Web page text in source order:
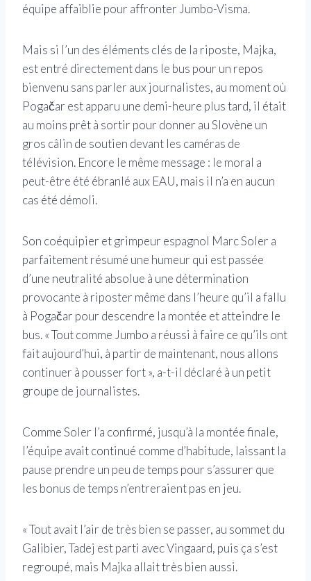
équipe affaiblie pour affronter Jumbo-Visma.
Mais si l’un des éléments clés de la riposte, Majka,
est entré directement dans le bus pour un repos
bienvenu sans parler aux journalistes, au moment où
Pogačar est apparu une demi-heure plus tard, il était
au moins prêt à sortir pour donner au Slovène un
gros câlin de soutien devant les caméras de
télévision. Encore le même message : le moral a
peut-être été ébranlé aux EAU, mais il n’a en aucun
cas été démoli.
Son coéquipier et grimpeur espagnol Marc Soler a
parfaitement résumé une humeur qui est passée
d’une neutralité absolue à une détermination
provocante à riposter même dans l’heure qu’il a fallu
à Pogačar pour descendre la montée et atteindre le
bus. « Tout comme Jumbo a réussi à faire ce qu’ils ont
fait aujourd’hui, à partir de maintenant, nous allons
continuer à pousser fort », a-t-il déclaré à un petit
groupe de journalistes.
Comme Soler l’a confirmé, jusqu’à la montée finale,
l’équipe avait continué comme d’habitude, laissant la
pause prendre un peu de temps pour s’assurer que
les bonus de temps n’entreraient pas en jeu.
« Tout avait l’air de très bien se passer, au sommet du
Galibier, Tadej est parti avec Vingaard, puis ça s’est
regroupé, mais Majka allait très bien aussi.